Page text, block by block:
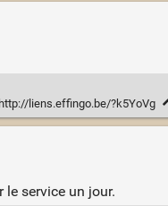
liens.effingo.be/?k5YoVg
service un jour.